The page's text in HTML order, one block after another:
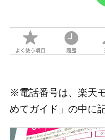
※電話番号は、楽天
めてガイド」の中に